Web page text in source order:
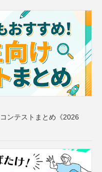
ンテストまとめ《2026